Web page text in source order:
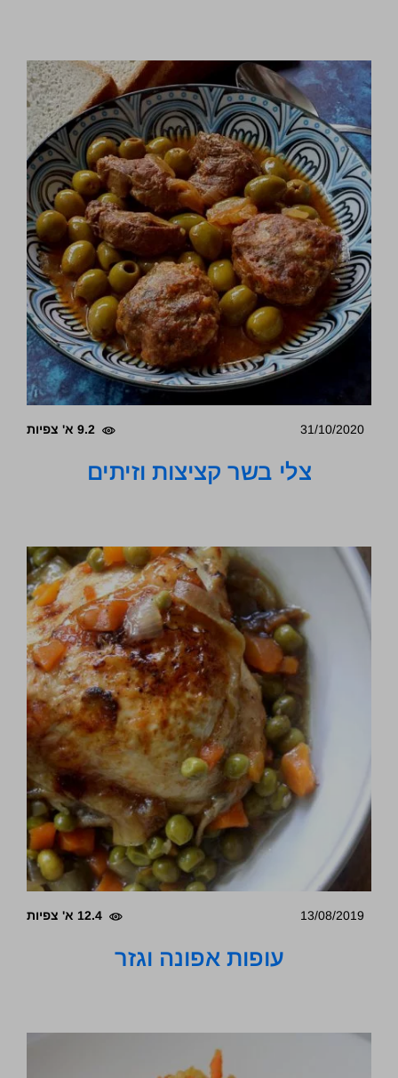
31/10/2020 9.2 א' צפיות
צלי בשר קציצות וזיתים
13/08/2019 12.4 א' צפיות
עופות אפונה וגזר